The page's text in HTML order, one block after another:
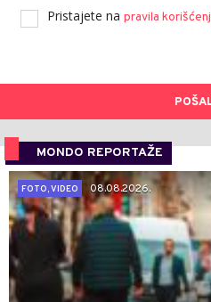
Pristajete na pravila
MONDO REPORTAŽE
FOTO, VIDEO
08.08.2026.